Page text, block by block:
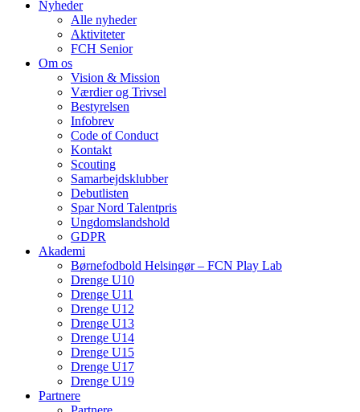
Nyheder
Alle nyheder
Aktiviteter
FCH Senior
Om os
Vision & Mission
Værdier og Trivsel
Bestyrelsen
Infobrev
Code of Conduct
Kontakt
Scouting
Samarbejdsklubber
Debutlisten
Spar Nord Talentpris
Ungdomslandshold
GDPR
Akademi
Børnefodbold Helsingør – FCN Play Lab
Drenge U10
Drenge U11
Drenge U12
Drenge U13
Drenge U14
Drenge U15
Drenge U17
Drenge U19
Partnere